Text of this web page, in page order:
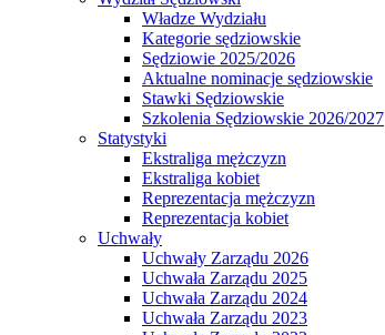
Władze Wydziału
Kategorie sędziowskie
Sędziowie 2025/2026
Aktualne nominacje sędziowskie
Stawki Sędziowskie
Szkolenia Sędziowskie 2026/2027
Statystyki
Ekstraliga mężczyzn
Ekstraliga kobiet
Reprezentacja mężczyzn
Reprezentacja kobiet
Uchwały
Uchwały Zarządu 2026
Uchwała Zarządu 2025
Uchwała Zarządu 2024
Uchwała Zarządu 2023